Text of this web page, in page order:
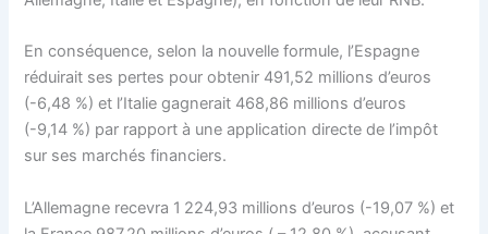
En conséquence, selon la nouvelle formule, l’Espagne
réduirait ses pertes pour obtenir 491,52 millions d’euros
(-6,48 %) et l’Italie gagnerait 468,86 millions d’euros
(-9,14 %) par rapport à une application directe de l’impôt
sur ses marchés financiers.
L’Allemagne recevra 1 224,93 millions d’euros (-19,07 %) et